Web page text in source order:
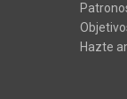
Hazte